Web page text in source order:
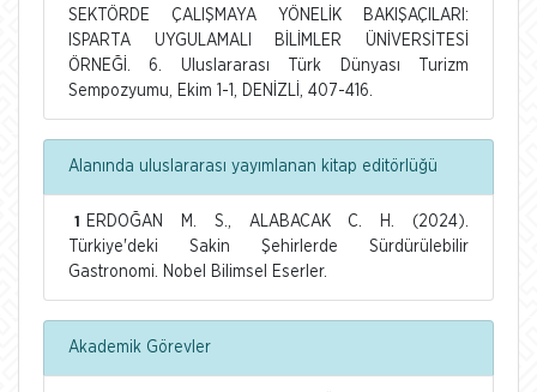
SEKTÖRDE ÇALIŞMAYA YÖNELİK BAKIŞAÇILARI:
ISPARTA UYGULAMALI BİLİMLER ÜNİVERSİTESİ
ÖRNEĞİ. 6. Uluslararası Türk Dünyası Turizm
Sempozyumu, Ekim 1-1, DENİZLİ, 407-416.
Alanında uluslararası yayımlanan kitap editörlüğü
1
ERDOĞAN M. S., ALABACAK C. H. (2024).
Türkiye'deki Sakin Şehirlerde Sürdürülebilir
Gastronomi. Nobel Bilimsel Eserler.
Akademik Görevler